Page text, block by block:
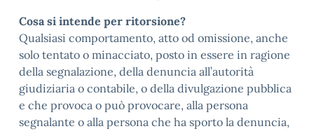
Cosa si intende per ritorsione?
Qualsiasi comportamento, atto od omissione, anche
solo tentato o minacciato, posto in essere in ragione
della segnalazione, della denuncia all’autorità
giudiziaria o contabile, o della divulgazione pubblica
e che provoca o può provocare, alla persona
segnalante o alla persona che ha sporto la denuncia,